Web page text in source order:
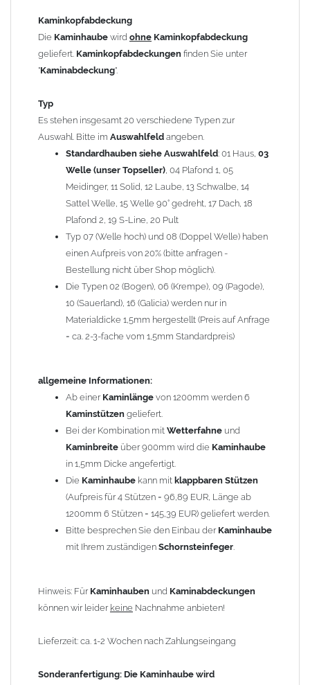
angefertigt.
DieKaminhaubekann mitklappbaren Stützen
für 4 Stützen = 96,89 EUR, Länge ab 1200mm 6 Stützen =
145,39 EUR) geliefert werden.
Ihrem zuständigen
Hinweis: FürKaminhaubenundKaminabdeckungenkönnen wir
Nachnahme anbieten!
Lieferzeit: ca. 1-2 Wochen nach Zahlungseingang
Sonderanfertigung: Die Kaminhaube wird kundenspezifisch
angefertigt - keine Rücknahme möglich!
Zum Bild vergößern, bitte auf das Bild klicken!
Kaminkopfabdeckung
Die Kaminhaube wird ohne Kaminkopfabdeckung
geliefert. Kaminkopfabdeckungen finden Sie unter
"Kaminabdeckung".
Typ
Es stehen insgesamt 20 verschiedene Typen zur
Auswahl. Bitte im Auswahlfeld angeben.
Standardhauben siehe Auswahlfeld: 01 Haus, 03
Welle (unser Topseller), 04 Plafond 1, 05
Meidinger, 11 Solid, 12 Laube, 13 Schwalbe, 14
Sattel Welle, 15 Welle 90° gedreht, 17 Dach, 18
Plafond 2, 19 S-Line, 20 Pult
Typ 07 (Welle hoch) und 08 (Doppel Welle) haben
einen Aufpreis von 20% (bitte anfragen -
Bestellung nicht über Shop möglich).
Die Typen 02 (Bogen), 06 (Krempe), 09 (Pagode),
10 (Sauerland), 16 (Galicia) werden nur in
Materialdicke 1,5mm hergestellt (Preis auf Anfrage
= ca. 2-3-fache vom 1,5mm Standardpreis)
allgemeine Informationen:
Ab einer Kaminlänge von 1200mm werden 6
Kaminstützen geliefert.
Bei der Kombination mit Wetterfahne und
Kaminbreite über 900mm wird die Kaminhaube
in 1,5mm Dicke angefertigt.
Die Kaminhaube kann mit klappbaren Stützen
(Aufpreis für 4 Stützen = 96,89 EUR, Länge ab
1200mm 6 Stützen = 145,39 EUR) geliefert werden.
Bitte besprechen Sie den Einbau der Kaminhaube
mit Ihrem zuständigen Schornsteinfeger.
Hinweis: Für Kaminhauben und Kaminabdeckungen
können wir leider keine Nachnahme anbieten!
Lieferzeit: ca. 1-2 Wochen nach Zahlungseingang
Sonderanfertigung: Die Kaminhaube wird